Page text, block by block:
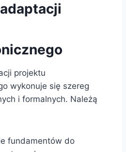
projektu
wykonuje się szereg
i formalnych. Należą
fundamentów do